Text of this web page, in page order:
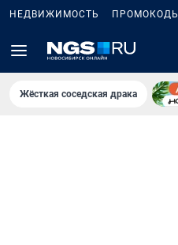
НЕДВИЖИМОСТЬ ПРОМОКОДЫ
Жёсткая соседская драка